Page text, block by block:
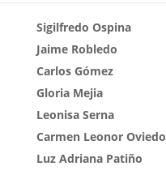
Contenido
principal
del
artículo
Sigilfredo Ospina
Jaime Robledo
Carlos Gómez
Gloria Mejia
Leonisa Serna
Carmen Leonor Oviedo
Luz Adriana Patiño